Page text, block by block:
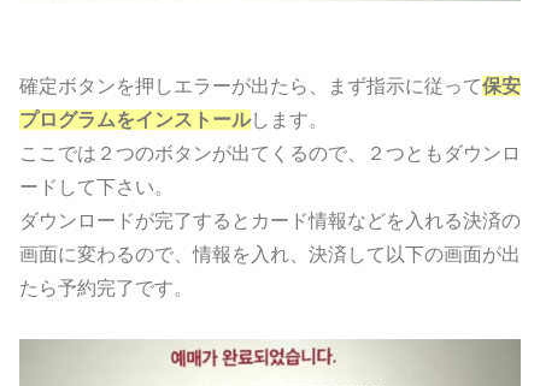
確定ボタンを押しエラーが出たら、まず指示に従って保安
プログラムをインストールします。
ここでは２つのボタンが出てくるので、２つともダウンロ
ードして下さい。
ダウンロードが完了するとカード情報などを入れる決済の
画面に変わるので、情報を入れ、決済して以下の画面が出
たら予約完了です。